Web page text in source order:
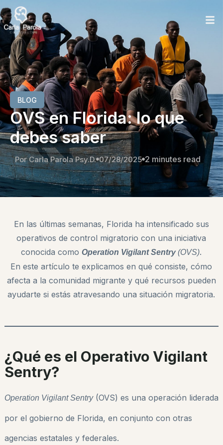
BLOG
OVS en Florida: lo que
debes saber
Por Carla Parola Psy.D. 07/28/2025 2 minutes read
En las últimas semanas, Florida ha intensificado sus
operativos de control migratorio con una iniciativa
conocida comoOperation Vigilant Sentry(OVS).
En este artículo te explicamos en qué consiste, cómo
afecta a la comunidad migrante y qué recursos pueden
ayudarte si estás atravesando una situación migratoria.
¿Qué es el Operativo Vigilant
Sentry?
Operation Vigilant Sentry(OVS) es una operación liderada
por el gobierno de Florida, en conjunto con otras
agencias estatales y federales.